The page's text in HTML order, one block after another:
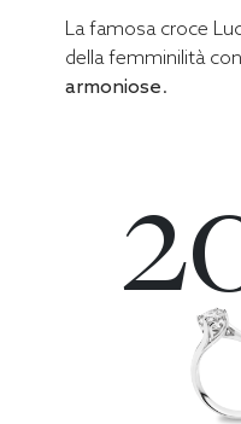
La famosa croce
della femminilità
armoniose.